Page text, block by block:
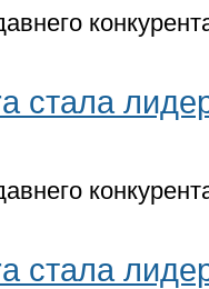
стала
стала